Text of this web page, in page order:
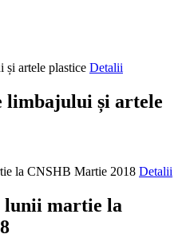
Detalii
limbajului și artele
Detalii
lunii martie la